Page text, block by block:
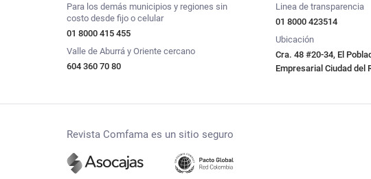
Para los demás municipios y regiones sin
costo desde fijo o celular
01 8000 415 455
Valle de Aburrá y Oriente cercano
604 360 70 80
Linea de transparencia
01 8000 423514
Ubicación
Cra. 48 #20-34, El
Empresarial Ciudad del
Revista Comfama es un sitio seguro